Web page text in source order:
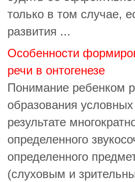
только в том случае,
развития ...
Особенности
речи в онтогенезе
Понимание ребенком
образования
результате
определенного
определенного
(слуховым и